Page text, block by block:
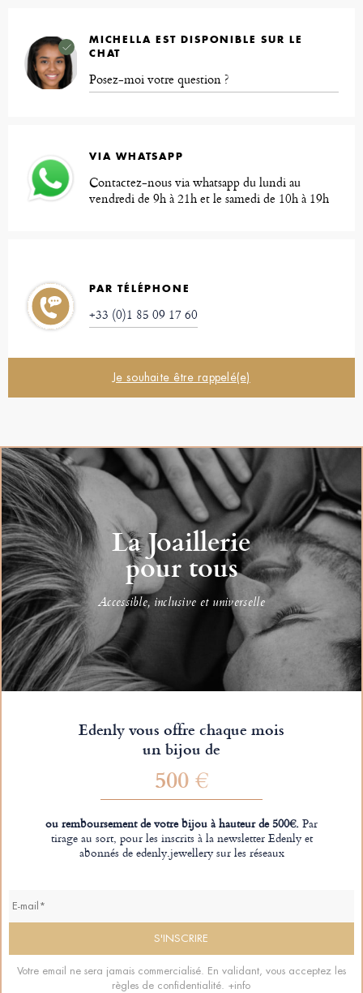
MICHELLA EST DISPONIBLE SUR LE
CHAT
Posez-moi votre question ?
VIA WHATSAPP
Contactez-nous via whatsapp du lundi au
vendredi de 9h à 21h et le samedi de 10h à 19h
PAR TÉLÉPHONE
+33 (0)1 85 09 17 60
Je souhaite être rappelé(e)
La Joaillerie
pour tous
Accessible, inclusive et universelle
Edenly vous offre chaque mois
un bijou de
500 €
ou remboursement de votre bijou à hauteur de 500€.Par
tirage au sort, pour les inscrits à la newsletter Edenly et
abonnés de edenly.jewellery sur les réseaux
Votre email ne sera jamais commercialisé. En validant, vous acceptez les
règles de confidentialité. +info